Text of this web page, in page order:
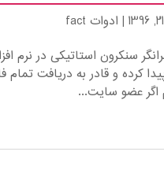
| ادوات fact
کرده و قادر به دریافت
عضو سایت...